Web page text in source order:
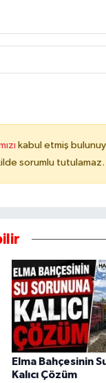
kabul etmiş
sorumlu tutulamaz.
Elma Bahçesinin
Kalıcı Çözüm